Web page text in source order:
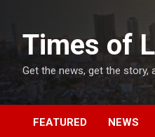
contentTimes of
Get the news, get the story,
FEATURED NEWS